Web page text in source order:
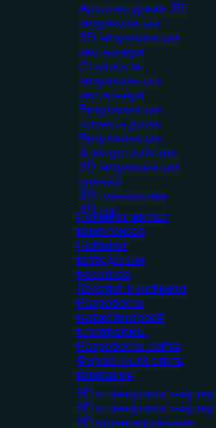
3D планировки квартир
2D планировки квартир
2D проектирование
Архитектурная 3D
визуализация
3D визуализация
экстерьера
Стоимость
визуализации
экстерьера
Визуализация
проекта дома
Визуализация
благоустройства
3D визуализация
зданий
3D планировка
3D тур
Нейминг жилых
комплексов
Нейминг
коттеджных
поселков
Логотип и нейминг
Разработка
маркетинговой
платформы
Разработка сайта
Фирменный стиль
компании